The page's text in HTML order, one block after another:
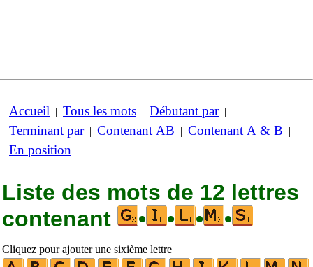
Accueil | Tous les mots | Débutant par|
Terminant par| Contenant AB | Contenant A & B |
En position
Liste des mots de 12 lettres
contenant
• • • •
Cliquez pour ajouter une sixième lettre